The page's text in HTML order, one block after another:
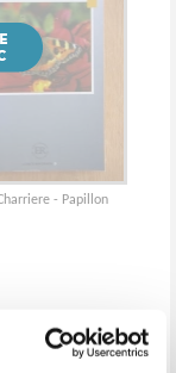
- Papillon